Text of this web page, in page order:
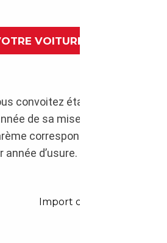
VOITURE D’ITALIE
convoitez était soumis au
de sa mise en circulation,
correspondant puis ôtez
année d’usure.